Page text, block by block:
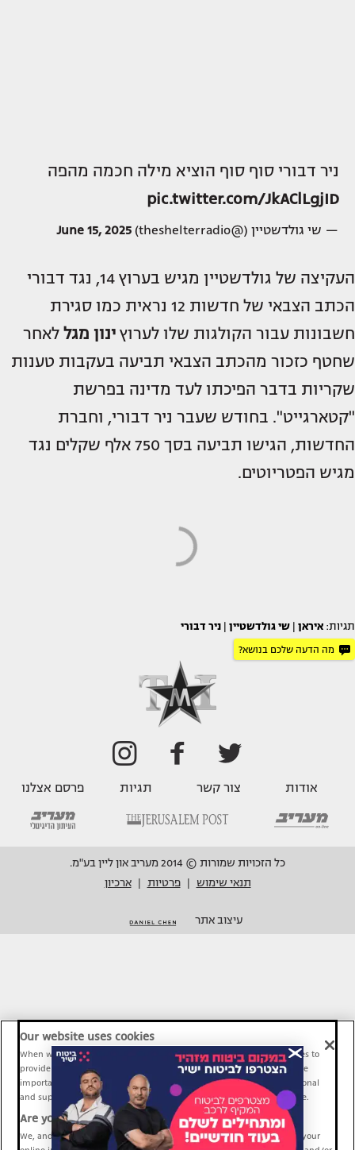
ניר דבורי סוף סוף הוציא מילה חכמה מהפה
pic.twitter.com/JkAClLgjID
— שי גולדשטיין (@theshelterradio) June 15, 2025
העקיצה של גולדשטיין מגיש בערוץ 14, נגד דבורי
הכתב הצבאי של חדשות 12 נראית כמו סגירת
חשבונות עבור הקולגות שלו לערוץ ינון מגל לאחר
שחטף כזכור מהכתב הצבאי תביעה בעקבות טענות
שקריות בדבר הפיכתו לעד מדינה בפרשת
"קטארגייט". בחודש שעבר ניר דבורי, וחברת
החדשות, הגישו תביעה בסך 750 אלף שקלים נגד
מגיש הפטריוטים.
תגיות: איראן שי גולדשטיין ניר דבורי
מה הדעה שלכם בנושא?
אודות צור קשר תגיות פרסם אצלנו
כל הזכויות שמורות © 2014 מעריב און ליין בע"מ.
תנאי שימוש
פרטיות ארכיון
עיצוב אתר
Our website uses cookies
When we provide Maariv, TMI and Sport1 content online, we use cookies to
provide social media features and to analyze our traffic. These tools are
important and necessary for our website functionality. Others are optional
and support Maariv, TMI and Sport1 activity and your online experience.
Are you happy to accept cookies?
We, and our partners, use information about your use of our site and your